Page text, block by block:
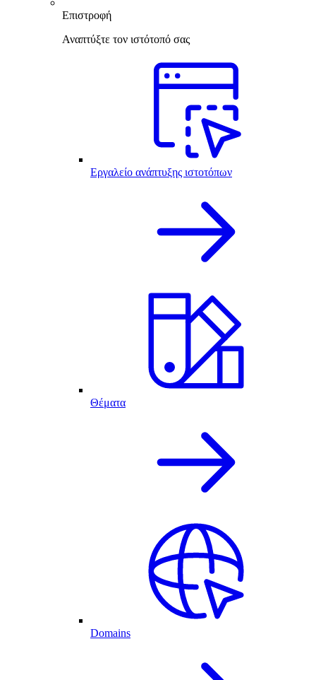
Επιστροφή
Αναπτύξτε τον ιστότοπό σας
Εργαλείο ανάπτυξης ιστοτόπων
Θέματα
Domains